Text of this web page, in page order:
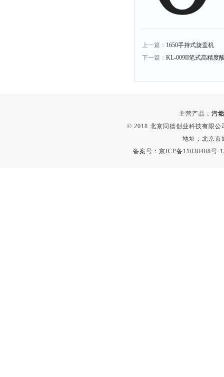
上一篇： 1650手持式旋盖机
下一篇： KL-009II笔式高精度
主营产品： 污
© 2018 北京同德创业科技有限
地址：北京市
备案号： 京ICP备11038408号-